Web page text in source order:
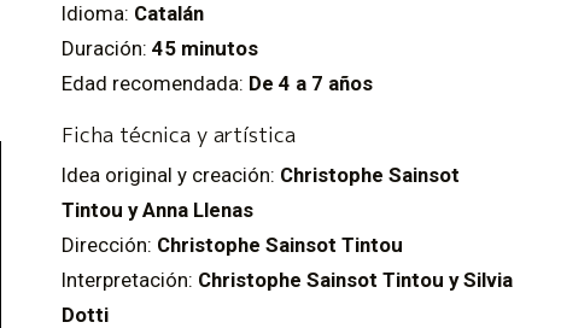
Idioma: Catalán
Duración: 45 minutos
Edad recomendada: De 4 a 7 años
Ficha técnica y artística
Idea original y creación: Christophe Sainsot
Tintou y Anna Llenas
Dirección: Christophe Sainsot Tintou
Interpretación: Christophe Sainsot Tintou y Silvia
Dotti